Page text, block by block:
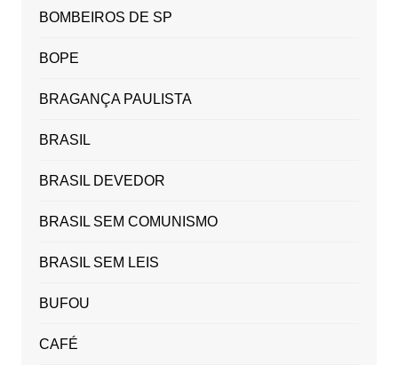
BOMBEIROS DE SP
BOPE
BRAGANÇA PAULISTA
BRASIL
BRASIL DEVEDOR
BRASIL SEM COMUNISMO
BRASIL SEM LEIS
BUFOU
CAFÉ